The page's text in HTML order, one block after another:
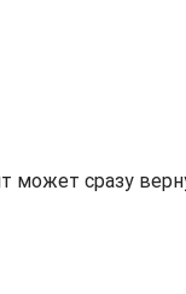
может сразу